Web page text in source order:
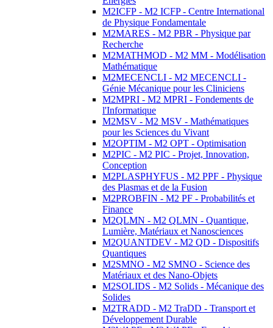
M2ICFP - M2 ICFP - Centre International
de Physique Fondamentale
M2MARES - M2 PBR - Physique par
Recherche
M2MATHMOD - M2 MM - Modélisation
Mathématique
M2MECENCLI - M2 MECENCLI -
Génie Mécanique pour les Cliniciens
M2MPRI - M2 MPRI - Fondements de
l'Informatique
M2MSV - M2 MSV - Mathématiques
pour les Sciences du Vivant
M2OPTIM - M2 OPT - Optimisation
M2PIC - M2 PIC - Projet, Innovation,
Conception
M2PLASPHYFUS - M2 PPF - Physique
des Plasmas et de la Fusion
M2PROBFIN - M2 PF - Probabilités et
Finance
M2QLMN - M2 QLMN - Quantique,
Lumière, Matériaux et Nanosciences
M2QUANTDEV - M2 QD - Dispositifs
Quantiques
M2SMNO - M2 SMNO - Science des
Matériaux et des Nano-Objets
M2SOLIDS - M2 Solids - Mécanique des
Solides
M2TRADD - M2 TraDD - Transport et
Développement Durable